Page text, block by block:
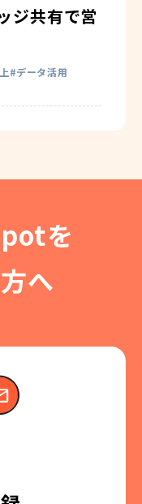
ジ共有で営
データ活用
を
へ